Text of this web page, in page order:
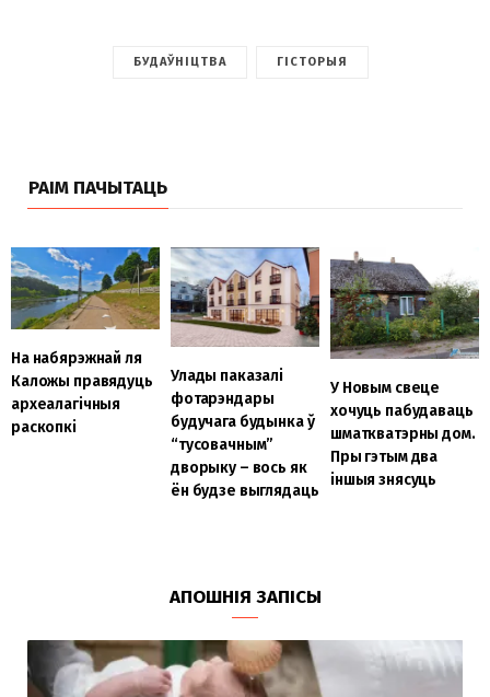
БУДАЎНІЦТВА ГІСТОРЫЯ
РАІМ ПАЧЫТАЦЬ
На набярэжнай ля
Каложы правядуць
археалагічныя
раскопкі
Улады паказалі
фотарэндары
будучага будынка ў
“тусовачным”
дворыку – вось як
ён будзе выглядаць
У Новым свеце
хочуць пабудаваць
шматкватэрны дом.
Пры гэтым два
іншыя знясуць
АПОШНІЯ ЗАПІСЫ